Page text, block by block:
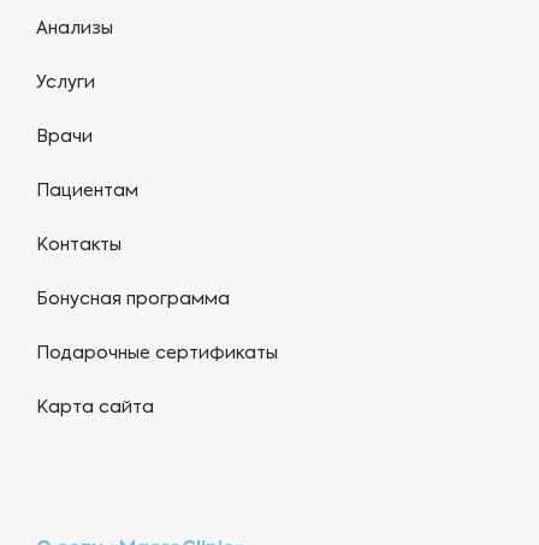
Анализы
Услуги
Врачи
Пациентам
Контакты
Бонусная программа
Подарочные сертификаты
Карта сайта